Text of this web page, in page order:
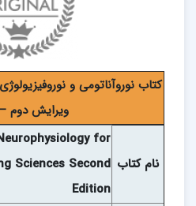
کتاب نوروآناتومی و
ویرایش دوم –
نام کتاب
for
Sciences Second
Edition